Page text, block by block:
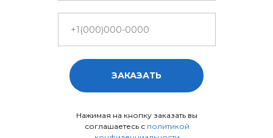
Нажимая на кнопку заказать вы
соглашаетесь с политикой
ЗАКАЗАТЬ